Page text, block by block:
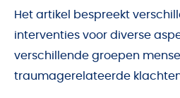
Het artikel bespreekt
interventies voor diverse
verschillende groepen
traumagerelateerde